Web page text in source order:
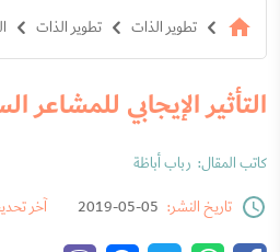
تطوير الذات تطوير الذات
التأثير الإيجابي للمشاعر
كاتب المقال: رباب أباظة
تاريخ النشر: 05-05-2019 آخر